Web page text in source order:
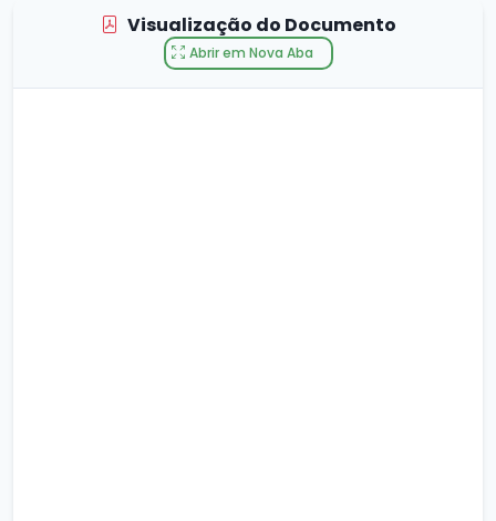
Visualização do Documento
Abrir em Nova Aba